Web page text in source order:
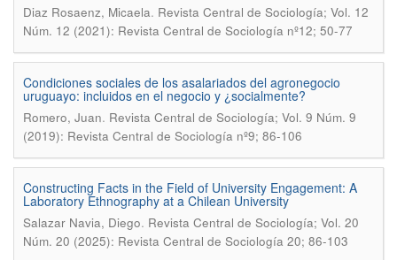
Diaz Rosaenz, Micaela. Revista Central de Sociología; Vol. 12
Núm. 12 (2021): Revista Central de Sociología nº12; 50-77
Condiciones sociales de los asalariados del agronegocio
uruguayo: incluidos en el negocio y ¿socialmente?
Romero, Juan. Revista Central de Sociología; Vol. 9 Núm. 9
(2019): Revista Central de Sociología nº9; 86-106
Constructing Facts in the Field of University Engagement: A
Laboratory Ethnography at a Chilean University
Salazar Navia, Diego. Revista Central de Sociología; Vol. 20
Núm. 20 (2025): Revista Central de Sociología 20; 86-103